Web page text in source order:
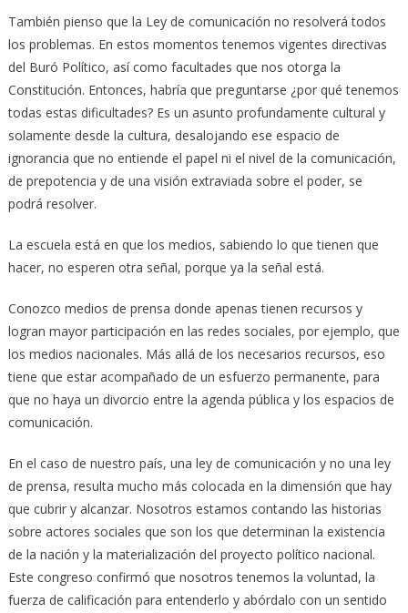
También pienso que la Ley de comunicación no resolverá todos
los problemas. En estos momentos tenemos vigentes directivas
del Buró Político, así como facultades que nos otorga la
Constitución. Entonces, habría que preguntarse ¿por qué tenemos
todas estas dificultades? Es un asunto profundamente cultural y
solamente desde la cultura, desalojando ese espacio de
ignorancia que no entiende el papel ni el nivel de la comunicación,
de prepotencia y de una visión extraviada sobre el poder, se
podrá resolver.
La escuela está en que los medios, sabiendo lo que tienen que
hacer, no esperen otra señal, porque ya la señal está.
Conozco medios de prensa donde apenas tienen recursos y
logran mayor participación en las redes sociales, por ejemplo, que
los medios nacionales. Más allá de los necesarios recursos, eso
tiene que estar acompañado de un esfuerzo permanente, para
que no haya un divorcio entre la agenda pública y los espacios de
comunicación.
En el caso de nuestro país, una ley de comunicación y no una ley
de prensa, resulta mucho más colocada en la dimensión que hay
que cubrir y alcanzar. Nosotros estamos contando las historias
sobre actores sociales que son los que determinan la existencia
de la nación y la materialización del proyecto político nacional.
Este congreso confirmó que nosotros tenemos la voluntad, la
fuerza de calificación para entenderlo y abórdalo con un sentido